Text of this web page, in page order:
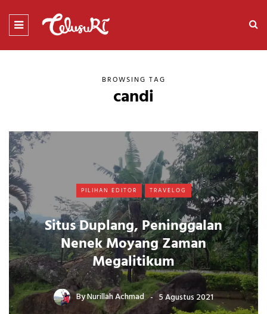
BROWSING TAG
candi
PILIHAN EDITOR TRAVELOG
Situs Duplang, Peninggalan
Nenek Moyang Zaman
Megalitikum
ByNurillah Achmad 5 Agustus 2021